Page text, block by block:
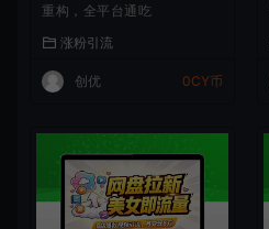
重构，全平台通吃
涨粉引流
创优 0CY币